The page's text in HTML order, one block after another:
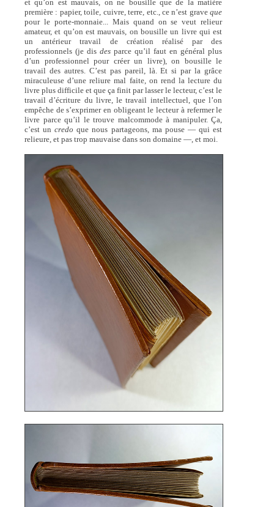
et qu’on est mauvais, on ne bousille que de la matière
première : papier, toile, cuivre, terre, etc., ce n’est graveque
pour le porte-monnaie... Mais quand on se veut relieur
amateur, et qu’on est mauvais, on bousille un livre qui est
un antérieur travail de création réalisé par des
professionnels (je disdes parce qu’il faut en général plus
d’un professionnel pour créer un livre), on bousille le
travail des autres. C’est pas pareil, là. Et si par la grâce
miraculeuse d’une reliure mal faite, on rend la lecture du
livre plus difficile et que ça finit par lasser le lecteur, c’est le
travail d’écriture du livre, le travail intellectuel, que l’on
empêche de s’exprimer en obligeant le lecteur à refermer le
livre parce qu’il le trouve malcommode à manipuler. Ça,
c’est uncredo que nous partageons, ma pouse — qui est
relieure, et pas trop mauvaise dans son domaine —, et moi.